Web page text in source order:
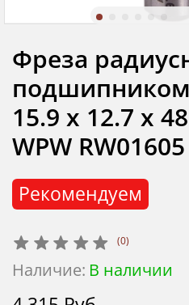
(0)
Наличие: В наличии
Рекомендуем
Фреза
15.9 x 12.7 x
WPW RW01605